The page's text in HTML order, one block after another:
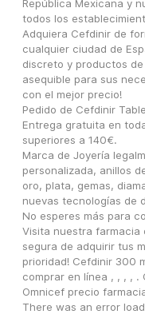
República Mexicana y
todos los
Adquiera Cefdinir de
cualquier ciudad de
discreto y productos
asequible para sus
con el mejor precio!
Pedido de Cefdinir
Entrega gratuita en
superiores a 140€.
Marca de Joyería
personalizada, anillos
oro, plata, gemas,
nuevas tecnologías de
No esperes más para
Visita nuestra farmacia
segura de adquirir tus
prioridad! Cefdinir 300
comprar en línea , , , , .
Omnicef precio
There was an error